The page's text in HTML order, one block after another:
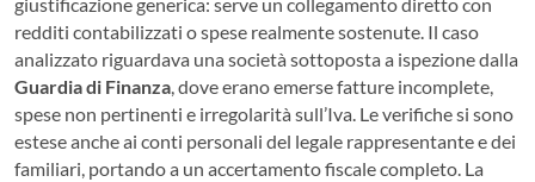
redditi contabilizzati o spese realmente sostenute. Il caso
analizzato riguardava una società sottoposta a ispezione dalla
Guardia di Finanza , dove erano emerse fatture incomplete,
spese non pertinenti e irregolarità sull’Iva. Le verifiche si sono
estese anche ai conti personali del legale rappresentante e dei
familiari, portando a un accertamento fiscale completo. La